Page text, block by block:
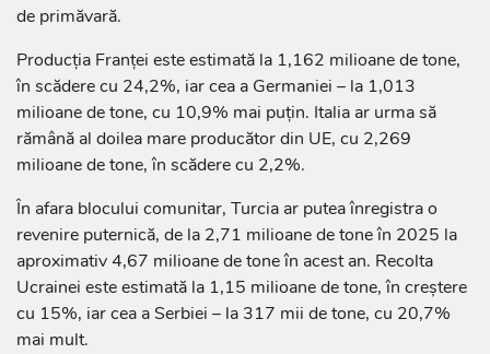
de primăvară.
Producția Franței este estimată la 1,162 milioane de tone,
în scădere cu 24,2%, iar cea a Germaniei – la 1,013
milioane de tone, cu 10,9% mai puțin. Italia ar urma să
rămână al doilea mare producător din UE, cu 2,269
milioane de tone, în scădere cu 2,2%.
În afara blocului comunitar, Turcia ar putea înregistra o
revenire puternică, de la 2,71 milioane de tone în 2025 la
aproximativ 4,67 milioane de tone în acest an. Recolta
Ucrainei este estimată la 1,15 milioane de tone, în creștere
cu 15%, iar cea a Serbiei – la 317 mii de tone, cu 20,7%
mai mult.